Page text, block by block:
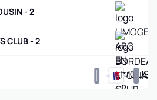
- 2
CLUB - 2
0 0